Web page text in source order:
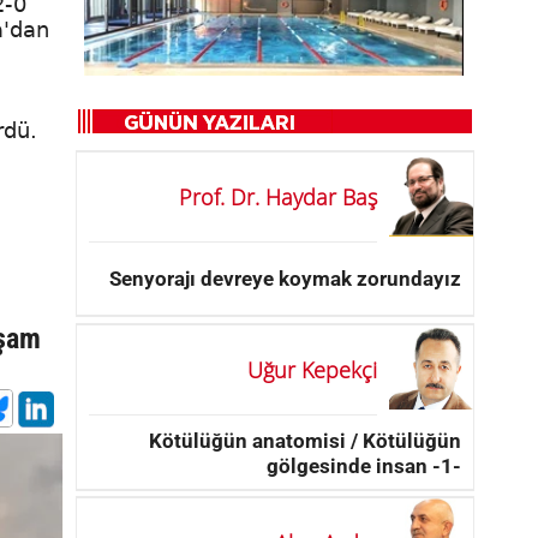
Prof. Dr. Haydar Baş
Senyorajı devreye koymak zorundayız
Uğur Kepekçi
Kötülüğün anatomisi / Kötülüğün
gölgesinde insan -1-